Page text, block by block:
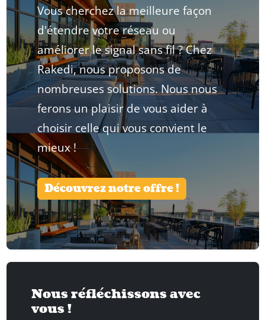
Vous cherchez la meilleure façon
d'étendre votre réseau ou
améliorer le signal sans fil ? Chez
Rakedi, nous proposons de
nombreuses solutions. Nous nous
ferons un plaisir de vous aider à
choisir celle qui vous convient le
mieux !
Découvrez notre offre !
Nous réfléchissons avec
vous !